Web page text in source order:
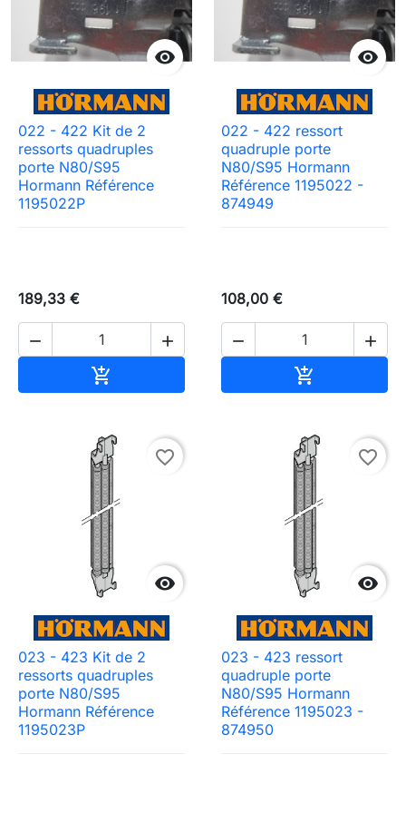

022 - 422 Kit de 2
ressorts quadruples
porte N80/S95
Hormann Référence
1195022P
189,33 €
 


022 - 422 ressort
quadruple porte
N80/S95 Hormann
Référence 1195022 -
874949
108,00 €
 


favorite_border
023 - 423 Kit de 2
ressorts quadruples
porte N80/S95
Hormann Référence
1195023P

favorite_border
023 - 423 ressort
quadruple porte
N80/S95 Hormann
Référence 1195023 -
874950